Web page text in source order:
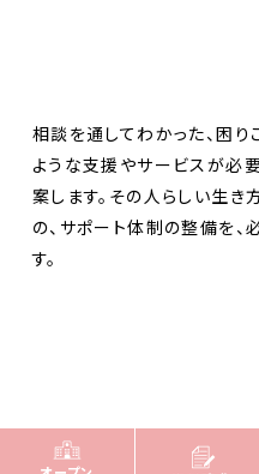
相談を通してわかった、困り
ような支援やサービスが必
案します。その人らしい生
の、サポート体制の整備を
す。